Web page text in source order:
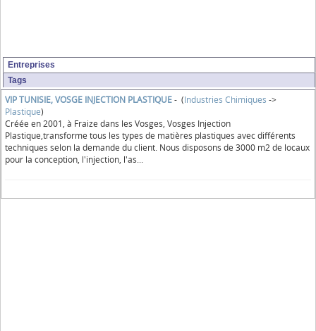
Entreprises
Tags
VIP TUNISIE, VOSGE INJECTION PLASTIQUE- (Industries Chimiques ->
Plastique)
Créée en 2001, à Fraize dans les Vosges, Vosges Injection
Plastique,transforme tous les types de matières plastiques avec différents
techniques selon la demande du client. Nous disposons de 3000 m2 de locaux
pour la conception, l'injection, l'as...